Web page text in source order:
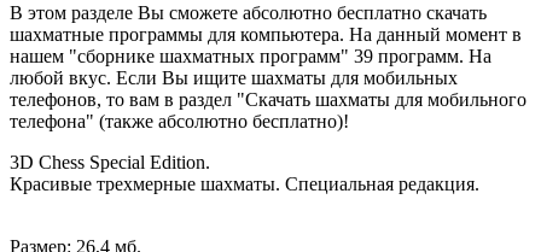
В этом разделе Вы сможете абсолютно бесплатно скачать
шахматные программы для компьютера. На данный момент в
нашем "сборнике шахматных программ" 39 программ. На
любой вкус. Если Вы ищите шахматы для мобильных
телефонов, то вам в раздел "Скачать шахматы для мобильного
телефона" (также абсолютно бесплатно)!
3D Chess Special Edition.
Красивые трехмерные шахматы. Специальная редакция.
Размер: 26,4 мб.